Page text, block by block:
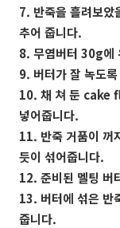
7. 반죽을 흘려보았
추어 줍니다.
8. 무염버터 30g에
9. 버터가 잘 녹도
10. 채 쳐 둔 cake
넣어줍니다.
11. 반죽 거품이 꺼
듯이 섞어줍니다.
12. 준비된 멜팅 버
13. 버터에 섞은 반
줍니다.